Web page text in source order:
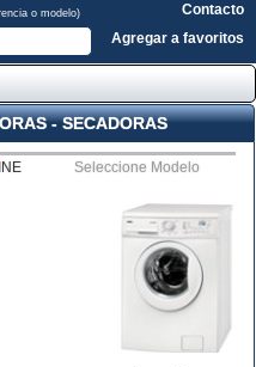
o modelo)
Contacto
Agregar a favoritos
- SECADORAS
Seleccione Modelo